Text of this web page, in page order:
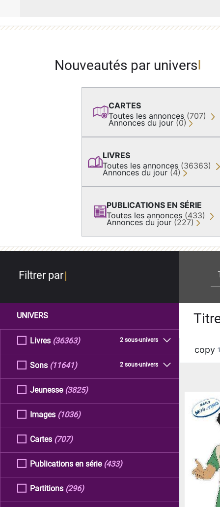
Nouveautés par univers
CARTES
Toutes les annonces (707)
Annonces du jour (0)
LIVRES
Toutes les annonces (36363)
Annonces du jour (4)
PUBLICATIONS EN SÉRIE
Toutes les annonces (433)
Annonces du jour (227)
Filtrer par
UNIVERS
Livres 2 sous-univers
(36363)
Sons 2 sous-univers
(11641)
Jeunesse (3825)
Images (1036)
Cartes (707)
Publications en série (433)
Partitions (296)
copy